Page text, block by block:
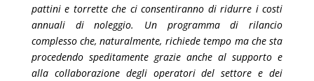
pattini e torrette che ci consentiranno di ridurre i costi
annuali di noleggio. Un programma di rilancio
complesso che, naturalmente, richiede tempo ma che sta
procedendo speditamente grazie anche al supporto e
alla collaborazione degli operatori del settore e dei